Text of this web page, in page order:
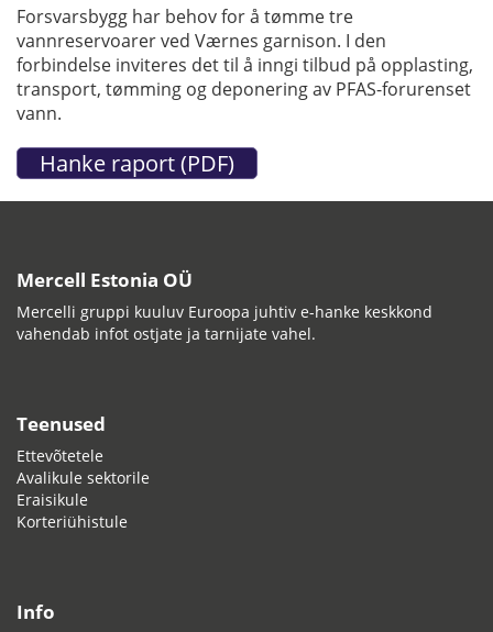
Forsvarsbygg har behov for å tømme tre
vannreservoarer ved Værnes garnison. I den
forbindelse inviteres det til å inngi tilbud på opplasting,
transport, tømming og deponering av PFAS-forurenset
vann.
Mercell Estonia OÜ
Mercelli gruppi kuuluv Euroopa juhtiv e-hanke keskkond
vahendab infot ostjate ja tarnijate vahel.
Teenused
Ettevõtetele
Avalikule sektorile
Eraisikule
Korteriühistule
Info